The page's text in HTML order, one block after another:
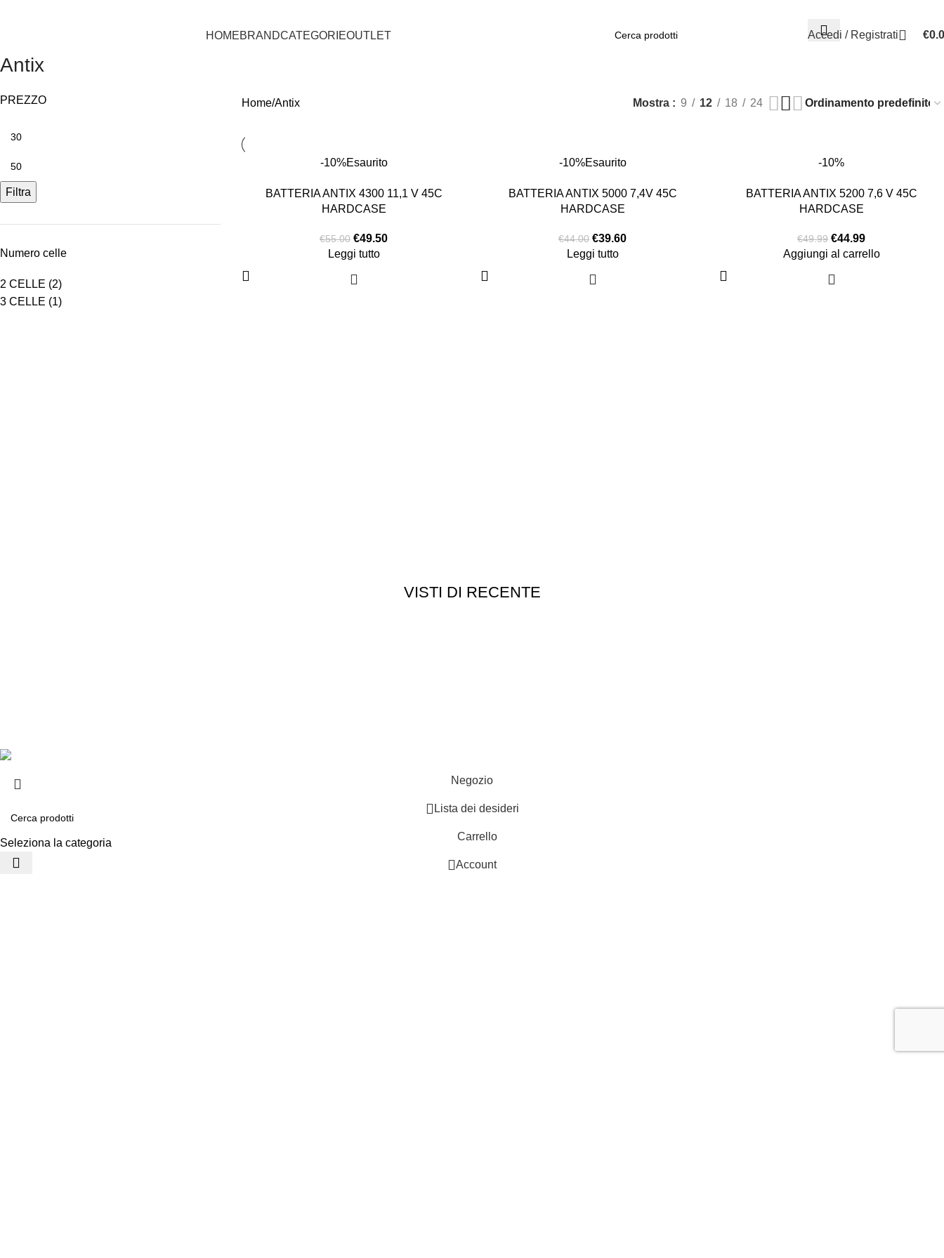
HOMEBRANDCATEGORIEOUTLET Accedi / Registrati €
Antix
PREZZO
Filtra
Numero celle
2 CELLE (2)
3 CELLE (1)
Home Antix Mostra 9 12 18 24
-10%Esaurito
BATTERIA ANTIX 4300 11,1 V 45C
HARDCASE
€55.00 €49.50
Leggi tutto
-10%Esaurito
BATTERIA ANTIX 5000 7,4V 45C
HARDCASE
€44.00 €39.60
Leggi tutto
-10%
BATTERIA ANTIX 5200 7,6 V 45C
HARDCASE
€49.99 €44.99
Aggiungi al carrello
VISTI DI RECENTE
Seleziona la categoria
Negozio
Lista dei desideri
Carrello
Account